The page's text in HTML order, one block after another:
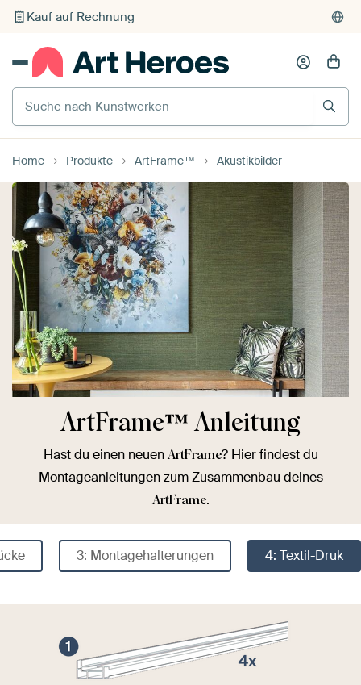
Individueller Druck auf Bestellung
Suche nach Kunstwerken
Home Produkte ArtFrame™️ Akustikbilder
ArtFrame™️ Anleitung
Hast du einen neuen ArtFrame? Hier findest du
Montageanleitungen zum Zusammenbau deines
ArtFrame.
3: Montagehalterungen 4: Textil-Druk